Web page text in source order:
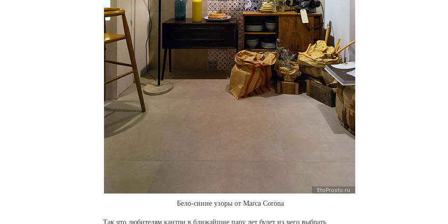
Бело-синие узоры от Marca Corona
Так что любителям кантри в ближайшие пару лет будет из чего выбрать.